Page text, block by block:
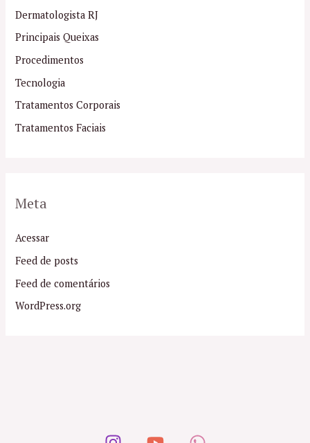
Dermatologista RJ
Principais Queixas
Procedimentos
Tecnologia
Tratamentos Corporais
Tratamentos Faciais
Meta
Acessar
Feed de posts
Feed de comentários
WordPress.org